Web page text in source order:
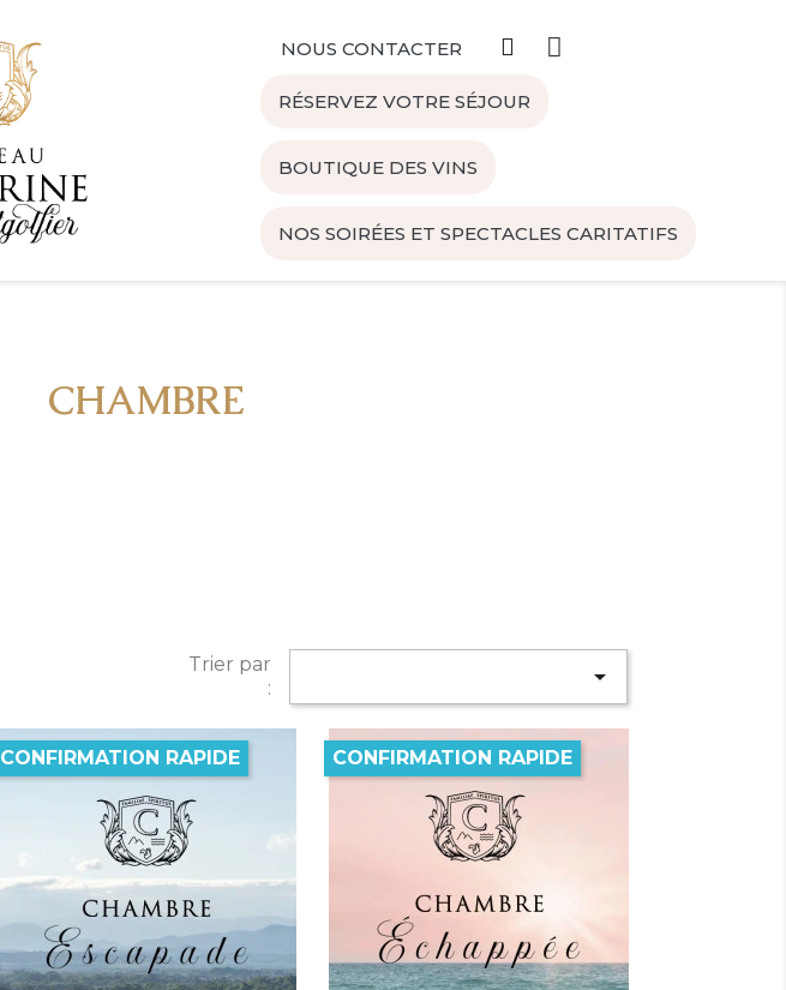
NOUS CONTACTER
RÉSERVEZ VOTRE SÉJOUR
BOUTIQUE DES VINS
NOS SOIRÉES ET SPECTACLES CARITATIFS
CHAMBRE
Trier par
:

CONFIRMATION RAPIDE CONFIRMATION RAPIDE